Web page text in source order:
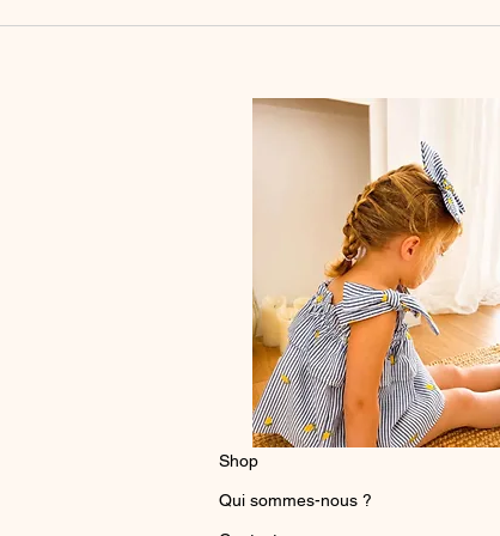
Shop
Qui sommes-nous ?